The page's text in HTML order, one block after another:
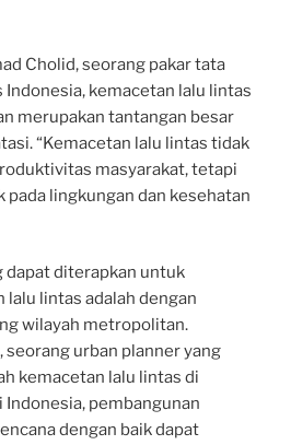
Cholid, seorang pakar tata
kemacetan lalu lintas
merupakan tantangan besar
“Kemacetan lalu lintas tidak
masyarakat, tetapi
pada lingkungan dan kesehatan
dapat diterapkan untuk
lintas adalah dengan
wilayah metropolitan.
urban planner yang
kemacetan lalu lintas di
Indonesia, pembangunan
dengan baik dapat